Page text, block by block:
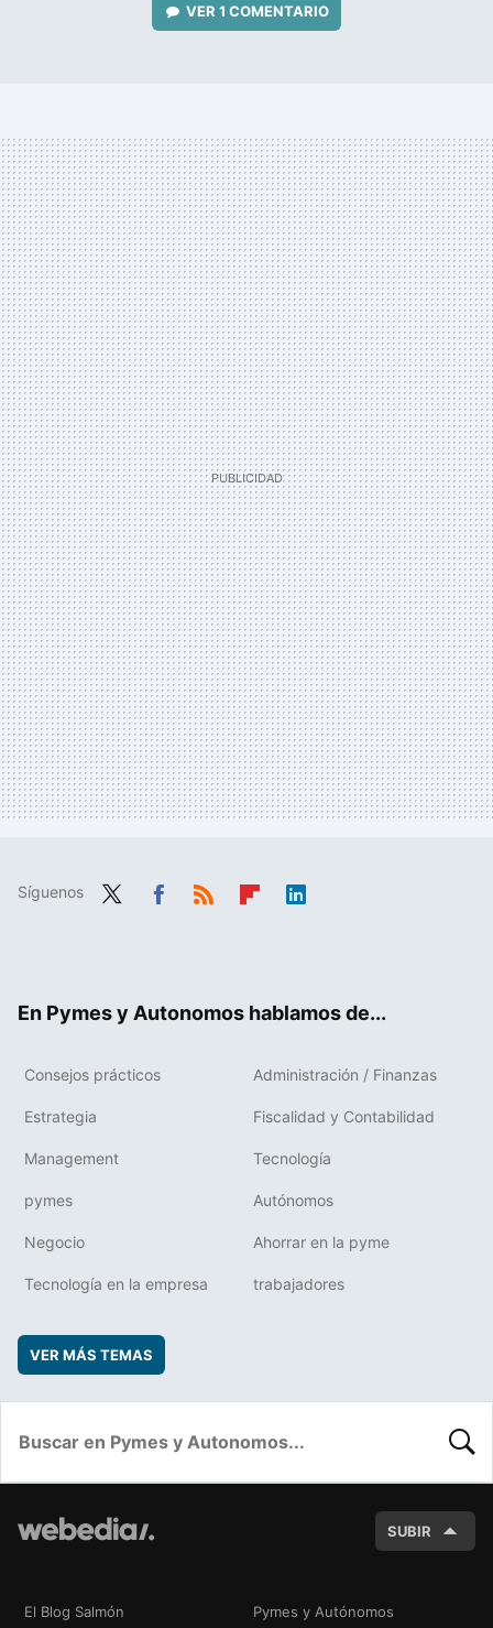
VER 1 COMENTARIO
Síguenos
En Pymes y Autonomos hablamos de...
Consejos prácticos Administración / Finanzas
Estrategia Fiscalidad y Contabilidad
Management Tecnología
pymes Autónomos
Negocio Ahorrar en la pyme
Tecnología en la empresa trabajadores
VER MÁS TEMAS
SUBIR
El Blog Salmón Pymes y Autónomos